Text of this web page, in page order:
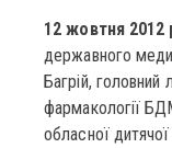
12 жовтня 2012
державного
Багрій, головний
фармакології
обласної